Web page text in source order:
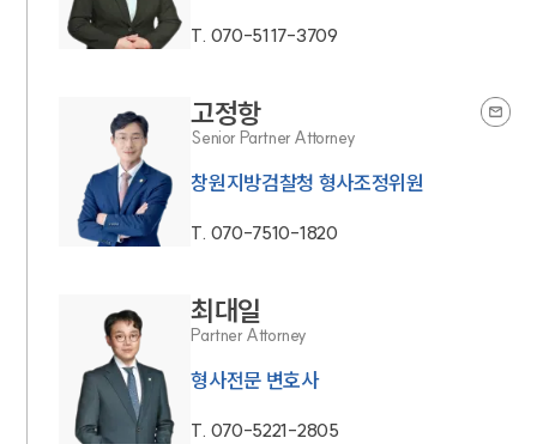
T. 070-5117-3709
고정항
Senior Partner Attorney
창원지방검찰청 형사조정위원
T. 070-7510-1820
최대일
Partner Attorney
형사전문 변호사
T. 070-5221-2805